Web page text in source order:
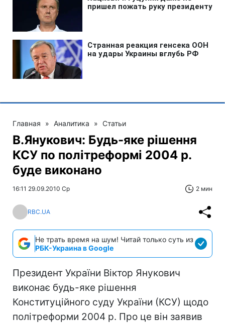
Главная » Аналитика » Статьи
В.Янукович: Будь-яке рішення
КСУ по політреформі 2004 р.
буде виконано
16:11 29.09.2010 Ср 2 мин
RBC.UA
Не трать время на шум! Читай только суть из
РБК-Украина в Google
Президент України Віктор Янукович
виконає будь-яке рішення
Конституційного суду України (КСУ) щодо
політреформи 2004 р. Про це він заявив